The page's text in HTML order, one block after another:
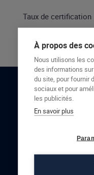
Taux de certification
À propos des
Nous utilisons les
des informations
du site, pour fournir
sociaux et pour
les publicités.
En savoir plus